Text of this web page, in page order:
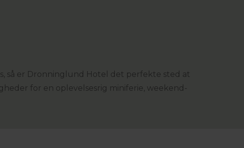
så er Dronninglund Hotel det perfekte sted at
for en oplevelsesrig miniferie, weekend-